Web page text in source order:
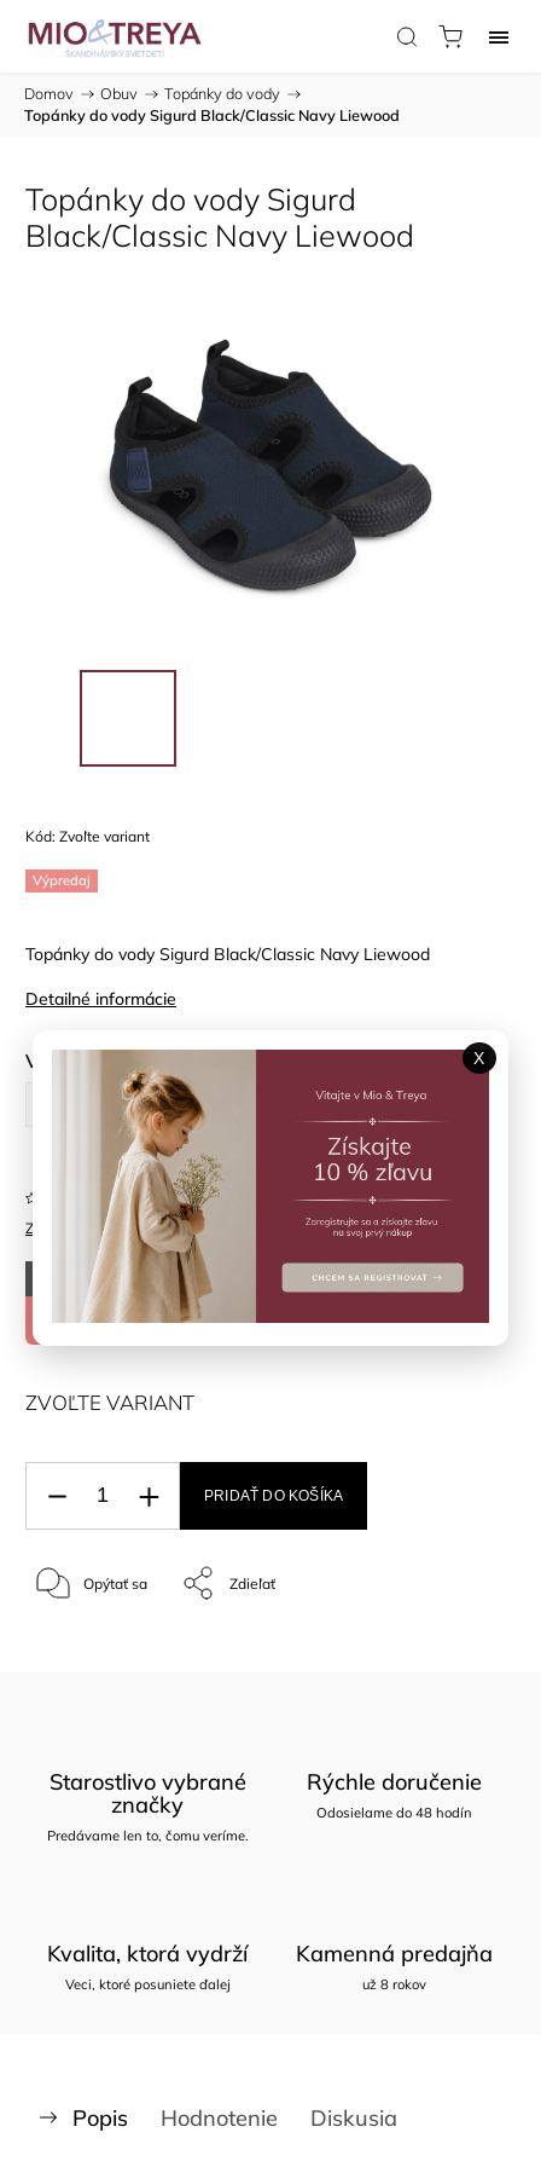
Domov / Obuv / Topánky do vody /
Topánky do vody Sigurd Black/Classic Navy Liewood
Topánky do vody Sigurd
Black/Classic Navy Liewood
Kód: Zvoľte variant
Výpredaj
Topánky do vody Sigurd Black/Classic Navy Liewood
Detailné informácie
Veľkosť topánky
32 33 35
Značka: LIEWOOD
Neohodnotené
€33
–50 %
€16,50
ZVOĽTE VARIANT
PRIDAŤ DO KOŠÍKA
Opýtať sa Zdieľať
Starostlivo vybrané
značky
Predávame len to, čomu veríme.
Rýchle doručenie
Odosielame do 48 hodín
Kvalita, ktorá vydrží
Veci, ktoré posuniete ďalej
Kamenná predajňa
už 8 rokov
Popis Hodnotenie Diskusia
X